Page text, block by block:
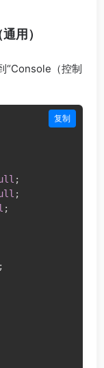
用）
“Console（控制
;
;
;
;
复制